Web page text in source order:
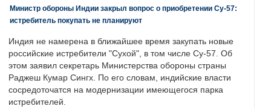
Министр обороны Индии закрыл вопрос о приобретении Су-57:
истребитель покупать не планируют
Индия не намерена в ближайшее время закупать новые
российские истребители "Сухой", в том числе Су-57. Об
этом заявил секретарь Министерства обороны страны
Раджеш Кумар Сингх. По его словам, индийские власти
сосредоточатся на модернизации имеющегося парка
истребителей.